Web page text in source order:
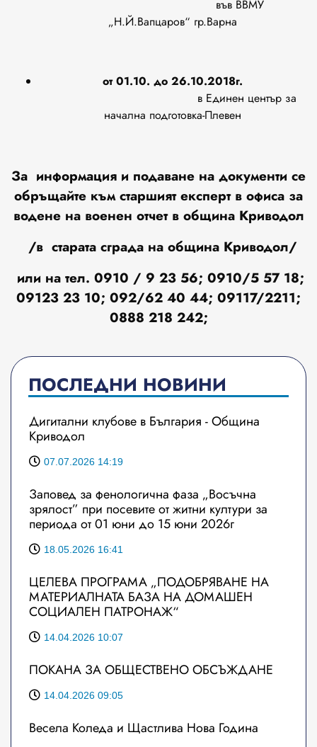
във ВВМУ
„Н.Й.Вапцаров“ гр.Варна
от 01.10. до 26.10.2018г.
в Единен център за
начална подготовка-Плевен
За информация и подаване на документи се
обръщайте към старшият експерт в офиса за
водене на военен отчет в община Криводол
/в старата сграда на община Криводол/
или на тел. 0910 / 9 23 56; 0910/5 57 18;
09123 23 10; 092/62 40 44; 09117/2211;
0888 218 242;
ПОСЛЕДНИ НОВИНИ
Дигитални клубове в България - Община
Криводол
07.07.2026 14:19
Заповед за фенологична фаза „Восъчна
зрялост” при посевите от житни култури за
периода от 01 юни до 15 юни 2026г
18.05.2026 16:41
ЦЕЛЕВА ПРОГРАМА „ПОДОБРЯВАНЕ НА
МАТЕРИАЛНАТА БАЗА НА ДОМАШЕН
СОЦИАЛЕН ПАТРОНАЖ“
14.04.2026 10:07
ПОКАНА ЗА ОБЩЕСТВЕНО ОБСЪЖДАНЕ
14.04.2026 09:05
Весела Коледа и Щастлива Нова Година